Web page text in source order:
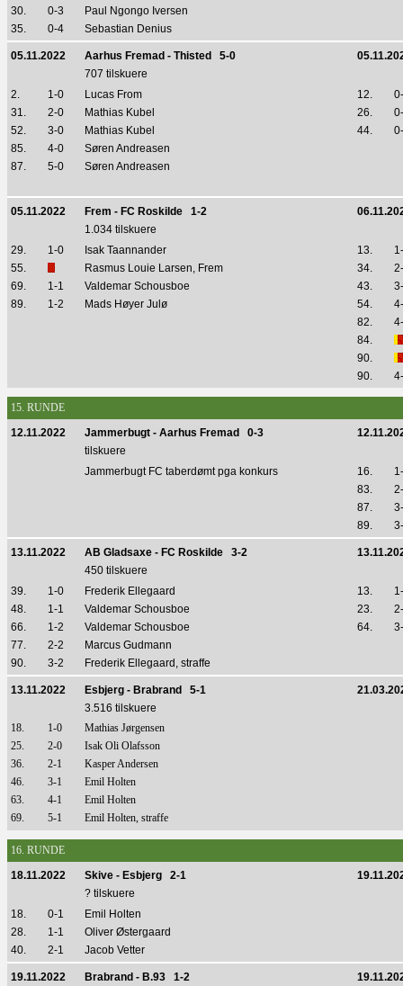
30.
0-3
Paul Ngongo Iversen
35.
0-4 Sebastian Denius
05.11.2022 Aarhus Fremad - Thisted 5-0
707 tilskuere
2.
1-0 Lucas From 12.
31.
2-0 Mathias Kubel 26.
52.
3-0 Mathias Kubel 44.
85.
4-0
Søren Andreasen
87.
5-0 Søren Andreasen
05.11.2022 Frem - FC Roskilde 1-2
1.034 tilskuere
29.
1-0 Isak Taannander 13.
55.
Rasmus Louie Larsen, Frem 34.
69.
1-1 Valdemar Schousboe 43.
89.
1-2 Mads Høyer Julø 54.
82.
84.
90.
90.
15. RUNDE
12.11.2022
Jammerbugt - Aarhus Fremad 0-3
tilskuere
Jammerbugt FC taberdømt pga konkurs
16.
83.
87.
89.
13.11.2022 AB Gladsaxe - FC Roskilde 3-2
450 tilskuere
39.
1-0 Frederik Ellegaard 13.
48.
1-1 Valdemar Schousboe 23.
66.
1-2 Valdemar Schousboe 64.
77.
2-2
Marcus Gudmann
90.
3-2 Frederik Ellegaard, straffe
13.11.2022 Esbjerg - Brabrand 5-1
3.516 tilskuere
18.
1-0
Mathias Jørgensen
25.
2-0
Isak Oli Olafsson
36.
2-1
Kasper Andersen
46.
3-1
Emil Holten
63.
4-1
Emil Holten
69.
5-1 Emil Holten, straffe
16. RUNDE
18.11.2022
Skive - Esbjerg 2-1
? tilskuere
18.
0-1
Emil Holten
28.
1-1
Oliver Østergaard
40.
2-1 Jacob Vetter
19.11.2022 Brabrand - B.93 1-2